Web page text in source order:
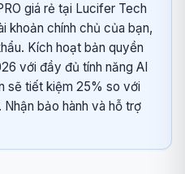
giá rẻ tại Lucifer Tech
khoản chính chủ của bạn,
Kích hoạt bản quyền
với đầy đủ tính năng AI
sẽ tiết kiệm 25% so với
bảo hành và hỗ trợ